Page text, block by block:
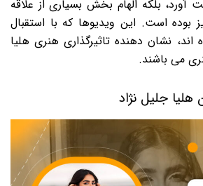
آورد، بلکه الهام بخش بسیاری از علاقه
بوده است. این ویدیوها که با استقبال
نشان دهنده تاثیرگذاری هنری هلیا
می باشند.
جلیل نژاد